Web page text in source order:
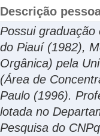
Descrição
Possui
do Piauí (1982),
Orgânica) pela
(Área de
Paulo (1996).
lotada no
Pesquisa do